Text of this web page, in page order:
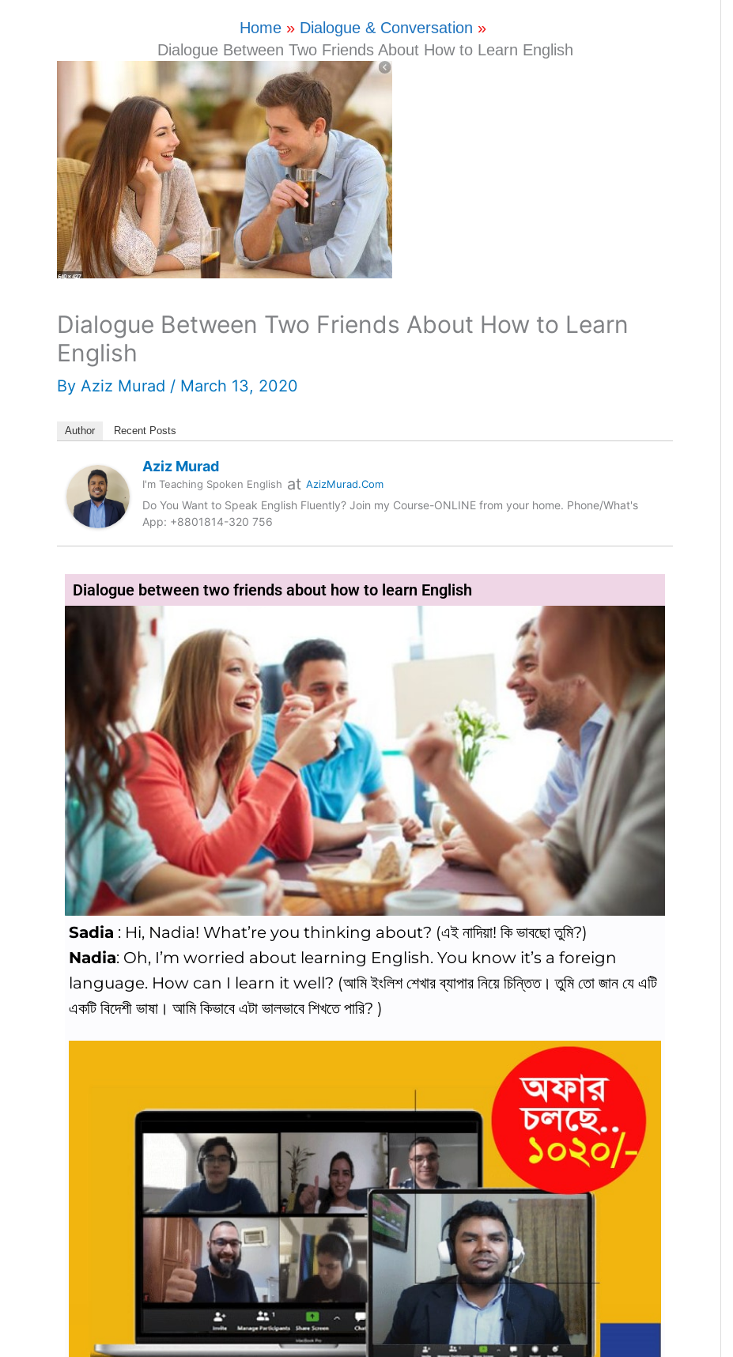
Home
Dialogue & Conversation
Dialogue Between Two Friends About How to Learn English
Dialogue Between Two Friends About How to Learn
English
By Aziz Murad / March 13, 2020
Author Recent Posts
Aziz Murad
I'm Teaching Spoken English at AzizMurad.Com
Do You Want to Speak English Fluently? Join my Course-ONLINE from your home. Phone/What's
App: +8801814-320 756
Dialogue between two friends about how to learn English
Sadia : Hi, Nadia! What’re you thinking about? (এই নাদিয়া! কি ভাবছো তুমি?)
Nadia: Oh, I’m worried about learning English. You know it’s a foreign
language. How can I learn it well? (আমি ইংলিশ শেখার ব্যাপার নিয়ে চিন্তিত। তুমি তো জান যে এটি
একটি বিদেশী ভাষা। আমি কিভাবে এটা ভালভাবে শিখতে পারি? )